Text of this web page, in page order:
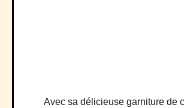
Avec sa délicieuse garniture de